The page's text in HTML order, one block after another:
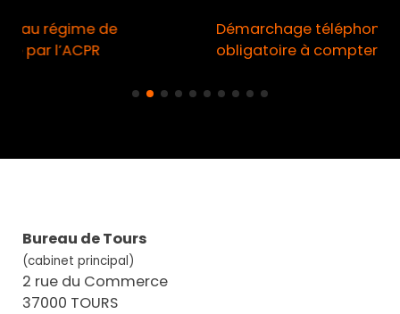
Démarchage téléphonique / Opt-in
obligatoire à compter du 11 août
Bureau de Tours
(cabinet principal)
2 rue du Commerce
37000 TOURS